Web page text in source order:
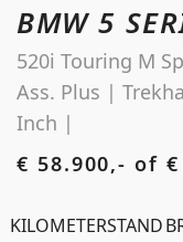
Schoolstraat 5A
4194 TG Meteren
BMW 5
520i Touring M
Ass. Plus |
Inch |
€ 58.900,- of
KILOMETERSTAND